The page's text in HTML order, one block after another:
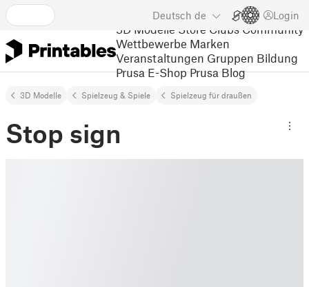
Deutsch de Login
3D Modelle Store Clubs Community
Wettbewerbe Marken
Veranstaltungen Gruppen Bildung
Prusa E-Shop Prusa Blog
3D Modelle Spielzeug & Spiele Spielzeug für draußen
Stop sign